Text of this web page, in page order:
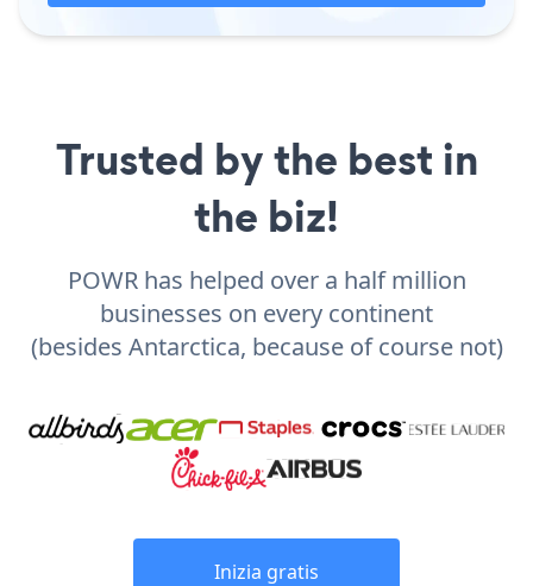
Trusted by the best in
the biz!
POWR has helped over a half million
businesses on every continent
(besides Antarctica, because of course not)
Inizia gratis